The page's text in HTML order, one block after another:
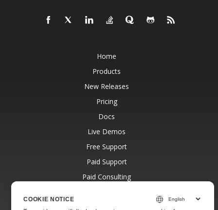
Home
Products
New Releases
Pricing
Docs
Live Demos
Free Support
Paid Support
Paid Consulting
Websites
COOKIE NOTICE